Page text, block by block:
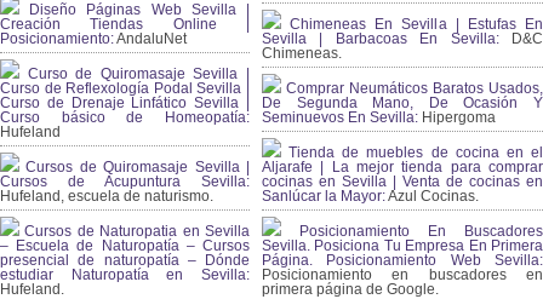
Diseño Páginas Web Sevilla |
Creación Tiendas Online |
Posicionamiento:AndaluNet
Curso de Quiromasaje Sevilla |
Curso de Reflexología Podal Sevilla |
Curso de Drenaje Linfático Sevilla |
Curso básico de Homeopatía:
Hufeland
Cursos de Quiromasaje Sevilla |
Cursos de Acupuntura Sevilla:
Hufeland, escuela de naturismo.
Cursos de Naturopatia en Sevilla
– Escuela de Naturopatía – Cursos
presencial de naturopatía – Dónde
estudiar Naturopatía en Sevilla:
Hufeland.
Chimeneas En Sevilla | Estufas En
Sevilla | Barbacoas En Sevilla:D&C
Chimeneas.
Comprar Neumáticos Baratos Usados,
De Segunda Mano, De Ocasión Y
Seminuevos En Sevilla: Hipergoma
Tienda de muebles de cocina en el
Aljarafe | La mejor tienda para comprar
cocinas en Sevilla | Venta de cocinas en
Sanlúcar la Mayor:Azul Cocinas.
Posicionamiento En Buscadores
Sevilla. Posiciona Tu Empresa En Primera
Página. Posicionamiento Web Sevilla:
Posicionamiento en buscadores en
primera página de Google.